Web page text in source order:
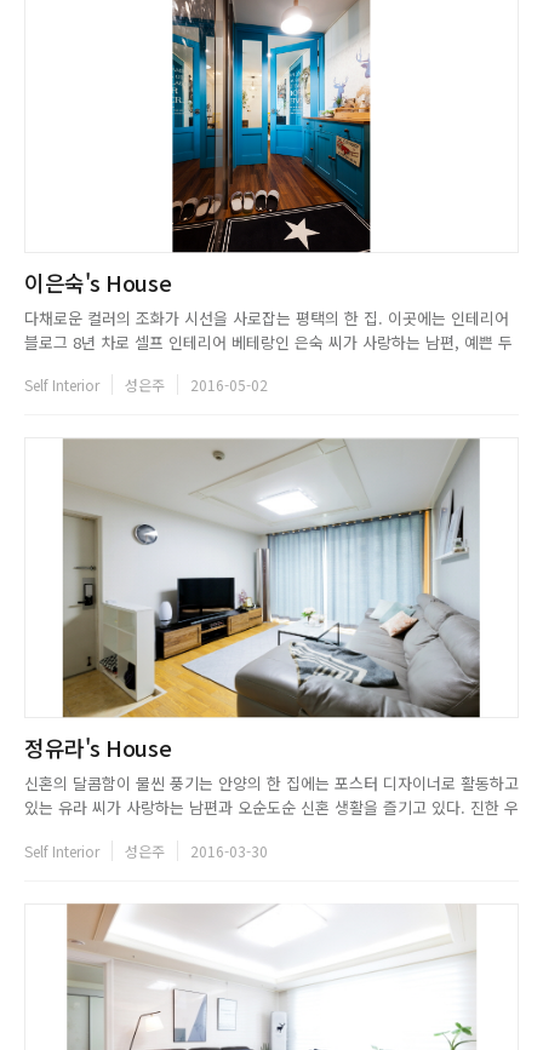
이은숙's House
다채로운 컬러의 조화가 시선을 사로잡는 평택의 한 집. 이곳에는 인테리어
블로그 8년 차로 셀프 인테리어 베테랑인 은숙 씨가 사랑하는 남편, 예쁜 두
을 우선시하며, 단순히 예쁘기보다는 실용적인 인테리어를 선보였다. 집을
Self Interior 성은주 2016-05-02
정유라's House
신혼의 달콤함이 물씬 풍기는 안양의 한 집에는 포스터 디자이너로 활동하고
있는 유라 씨가 사랑하는 남편과 오순도순 신혼 생활을 즐기고 있다. 진한 우
과 화이트, 그레이 컬러의 가구를 배치했으며, 다양한 포인트 소품으로 유니
Self Interior 성은주 2016-03-30